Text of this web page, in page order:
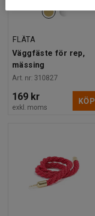
FLÄTA
Väggfäste för rep,
mässing
Art. nr: 310827
169 kr
exkl. moms
KÖP